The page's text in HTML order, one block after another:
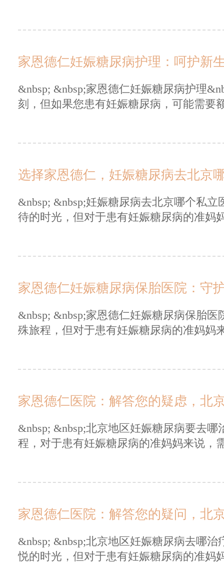
家恩德仁妊娠糖尿病护理：呵护新
&nbsp; &nbsp;家恩德仁妊娠糖尿病护理
刻，但如果您患有妊娠糖尿病，可能需要
选择家恩德仁，妊娠糖尿病去北京
&nbsp; &nbsp;妊娠糖尿病去北京哪个私
待的时光，但对于患有妊娠糖尿病的准妈
家恩德仁妊娠糖尿病保胎医院：守
&nbsp; &nbsp;家恩德仁妊娠糖尿病保胎
殊旅程，但对于患有妊娠糖尿病的准妈妈
家恩德仁医院：解答您的疑虑，北
&nbsp; &nbsp;北京地区妊娠糖尿病要去
程，对于患有妊娠糖尿病的准妈妈来说，
家恩德仁医院：解答您的疑问，北
&nbsp; &nbsp;北京地区妊娠糖尿病去哪
悦的时光，但对于患有妊娠糖尿病的准妈